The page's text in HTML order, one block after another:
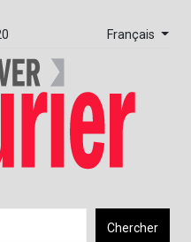
Français
Chercher